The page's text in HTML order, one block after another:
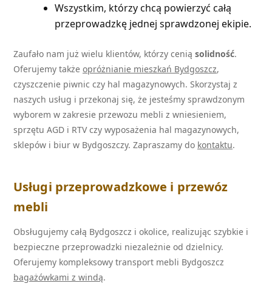
Wszystkim, którzy chcą powierzyć całą
przeprowadzkę jednej sprawdzonej ekipie.
Zaufało nam już wielu klientów, którzy cenią solidność.
Oferujemy także opróżnianie mieszkań Bydgoszcz,
czyszczenie piwnic czy hal magazynowych. Skorzystaj z
naszych usług i przekonaj się, że jesteśmy sprawdzonym
wyborem w zakresie przewozu mebli z wniesieniem,
sprzętu AGD i RTV czy wyposażenia hal magazynowych,
sklepów i biur w Bydgoszczy. Zapraszamy do kontaktu.
Usługi przeprowadzkowe i przewóz
mebli
Obsługujemy całą Bydgoszcz i okolice, realizując szybkie i
bezpieczne przeprowadzki niezależnie od dzielnicy.
Oferujemy kompleksowy transport mebli Bydgoszcz
bagażówkami z windą.